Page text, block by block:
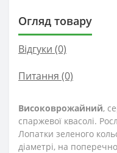
Огляд товару
Відгуки (0)
Питання (0)
Високоврожайний,
спаржевої квасолі.
Лопатки зеленого
діаметрі, на